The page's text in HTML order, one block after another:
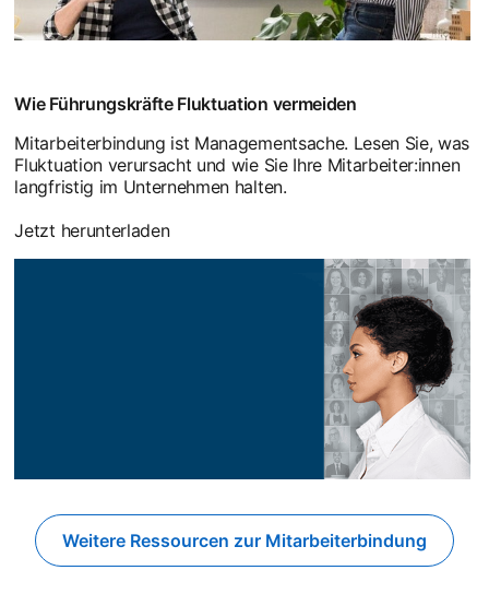
Wie Führungskräfte Fluktuation vermeiden
Mitarbeiterbindung ist Managementsache. Lesen Sie, was
Fluktuation verursacht und wie Sie Ihre Mitarbeiter:innen
langfristig im Unternehmen halten.
Jetzt herunterladen
Weitere Ressourcen zur Mitarbeiterbindung